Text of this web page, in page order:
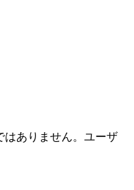
はありません。ユーザ